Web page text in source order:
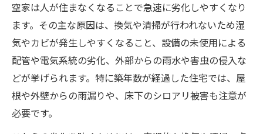
空家は人が住まなくなることで急速に劣化しやすくなり
ます。その主な原因は、換気や清掃が行われないため湿
気やカビが発生しやすくなること、設備の未使用による
配管や電気系統の劣化、外部からの雨水や害虫の侵入な
どが挙げられます。特に築年数が経過した住宅では、屋
根や外壁からの雨漏りや、床下のシロアリ被害も注意が
必要です。